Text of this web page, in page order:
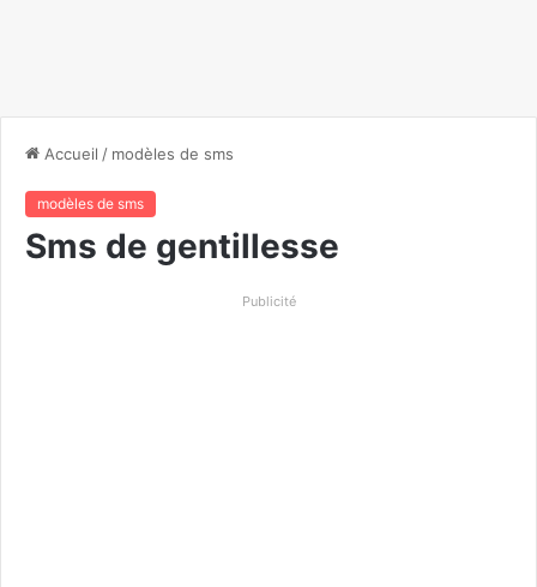
Accueil / modèles de sms
modèles de sms
Sms de gentillesse
Publicité